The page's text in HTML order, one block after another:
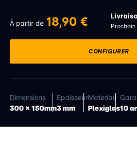
À partir de 18,90 € Prochain
CONFIGURER
Dimensions
300 x 150mm
Epaisseur
3 mm
Materiau
Plexiglas10